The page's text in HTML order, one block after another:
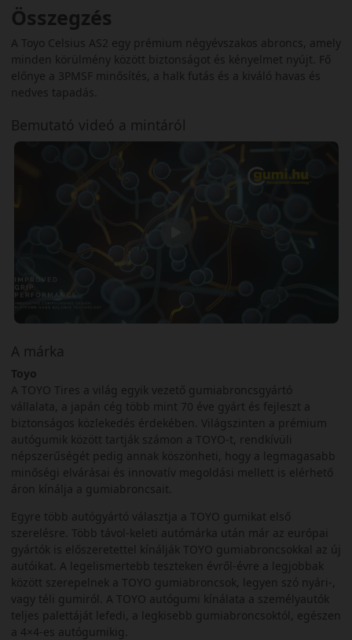
Összegzés
A Toyo Celsius AS2 egy prémium négyévszakos abroncs, amely
minden körülmény között biztonságot és kényelmet nyújt. Fő
előnye a 3PMSF minősítés, a halk futás és a kiváló havas és
nedves tapadás.
Bemutató videó a mintáról
A márka
Toyo
A TOYO Tires a világ egyik vezető gumiabroncsgyártó
vállalata, a japán cég több mint 70 éve gyárt és fejleszt a
biztonságos közlekedés érdekében. Világszinten a prémium
autógumik között tartják számon a TOYO-t, rendkívüli
népszerűségét pedig annak köszönheti, hogy a legmagasabb
minőségi elvárásai és innovatív megoldási mellett is elérhető
áron kínálja a gumiabroncsait.
Egyre több autógyártó választja a TOYO gumikat első
szerelésre. Több távol-keleti autómárka után már az európai
gyártók is előszeretettel kínálják TOYO gumiabroncsokkal az új
autóikat. A legelismertebb teszteken évről-évre a legjobbak
között szerepelnek a TOYO gumiabroncsok, legyen szó nyári-,
vagy téli gumiról. A TOYO autógumi kínálata a személyautók
teljes palettáját lefedi, a legkisebb gumiabroncsoktól, egészen
a 4×4-es autógumikig.